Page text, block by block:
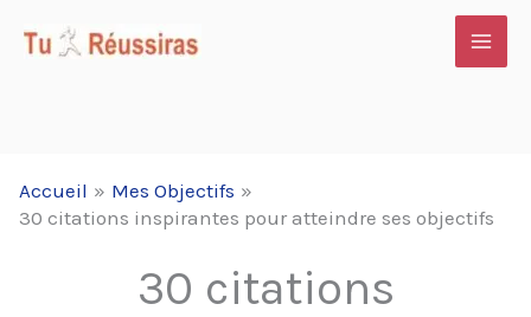
Accueil
Mes Objectifs
30 citations inspirantes pour atteindre ses objectifs
30 citations